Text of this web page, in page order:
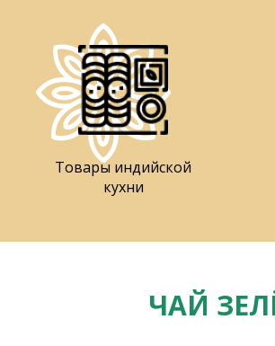
Товары индийской
кухни
ЧАЙ